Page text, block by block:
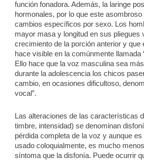
función fonadora. Además, la laringe
hormonales, por lo que este
cambios específicos por sexo. Los
mayor masa y longitud en sus pliegues
crecimiento de la porción anterior y que
hace visible en la comúnmente llamada
Ello hace que la voz masculina sea
durante la adolescencia los chicos
cambio, en ocasiones dificultoso,
vocal”.
Las alteraciones de las características
timbre, intensidad) se denominan
pérdida completa de la voz y aunque
usado coloquialmente, es mucho
síntoma que la disfonía. Puede ocurrir